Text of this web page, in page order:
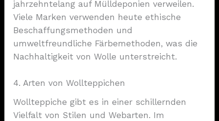
jahrzehntelang auf Mülldeponien verweilen.
Viele Marken verwenden heute ethische
Beschaffungsmethoden und
umweltfreundliche Färbemethoden, was die
Nachhaltigkeit von Wolle unterstreicht.
4. Arten von Wollteppichen
Wollteppiche gibt es in einer schillernden
Vielfalt von Stilen und Webarten. Im